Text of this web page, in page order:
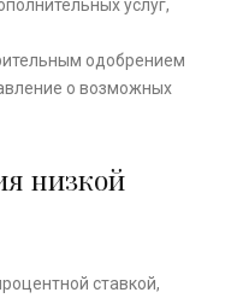
услуг,
одобрением
о возможных
низкой
ставкой,